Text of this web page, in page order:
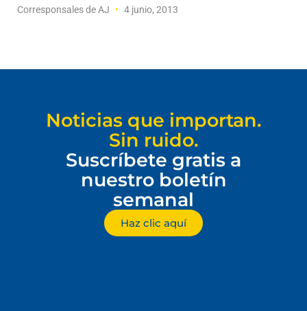
Corresponsales de AJ 4 junio, 2013
Noticias que importan.
Sin ruido.
Suscríbete gratis a
nuestro boletín
semanal
Haz clic aquí